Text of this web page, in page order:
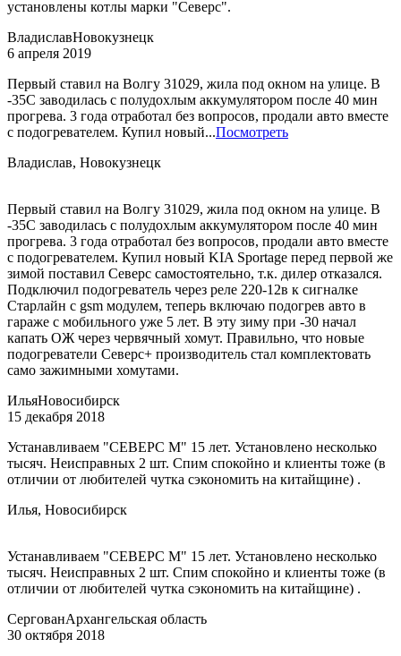
установлены котлы марки "Северс".
ВладиславНовокузнецк
6 апреля 2019
Первый ставил на Волгу 31029, жила под окном на улице. В
-35С заводилась с полудохлым аккумулятором после 40 мин
прогрева. 3 года отработал без вопросов, продали авто вместе
с подогревателем. Купил новый...Посмотреть
Владислав, Новокузнецк
Первый ставил на Волгу 31029, жила под окном на улице. В
-35С заводилась с полудохлым аккумулятором после 40 мин
прогрева. 3 года отработал без вопросов, продали авто вместе
с подогревателем. Купил новый KIA Sportage перед первой же
зимой поставил Северс самостоятельно, т.к. дилер отказался.
Подключил подогреватель через реле 220-12в к сигналке
Старлайн с gsm модулем, теперь включаю подогрев авто в
гараже с мобильного уже 5 лет. В эту зиму при -30 начал
капать ОЖ через червячный хомут. Правильно, что новые
подогреватели Северс+ производитель стал комплектовать
само зажимными хомутами.
ИльяНовосибирск
15 декабря 2018
Устанавливаем "СЕВЕРС М" 15 лет. Установлено несколько
тысяч. Неисправных 2 шт. Спим спокойно и клиенты тоже (в
отличии от любителей чутка сэкономить на китайщине) .
Илья, Новосибирск
Устанавливаем "СЕВЕРС М" 15 лет. Установлено несколько
тысяч. Неисправных 2 шт. Спим спокойно и клиенты тоже (в
отличии от любителей чутка сэкономить на китайщине) .
СергованАрхангельская область
30 октября 2018